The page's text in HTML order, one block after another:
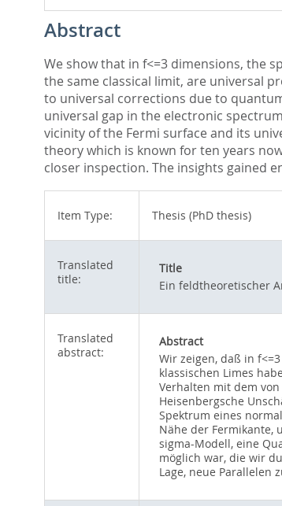
Abstract
We show that in f<=3 dimensions, the
the same classical limit, are universal
to universal corrections due to
universal gap in the electronic
vicinity of the Fermi surface and its
theory which is known for ten years
closer inspection. The insights gained
Item Type: Thesis (PhD thesis)
Translated
title:
Title
Ein feldtheoretischer
Translated
abstract:
Abstract
Wir zeigen, daß in
klassischen Limes
Verhalten mit dem
Heisenbergsche
Spektrum eines
Nähe der Fermikante,
sigma-Modell, eine
möglich war, die wir
Lage, neue Parallelen